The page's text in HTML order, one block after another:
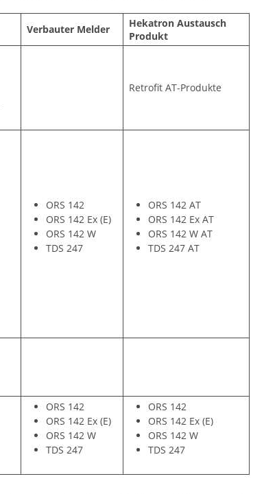
Verbauter Melder
Hekatron Austausch
Produkt
Retrofit AT-Produkte
ORS 142
ORS 142 Ex (E)
ORS 142 W
TDS 247
ORS 142 AT
ORS 142 Ex AT
ORS 142 W AT
TDS 247 AT
ORS 142
ORS 142 Ex (E)
ORS 142 W
TDS 247
ORS 142
ORS 142 Ex (E)
ORS 142 W
TDS 247